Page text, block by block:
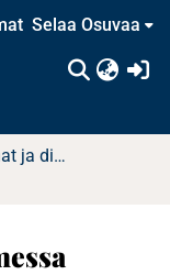
Selaa Osuvaa
Pro gradu -tutkielmat ja diplomityöt